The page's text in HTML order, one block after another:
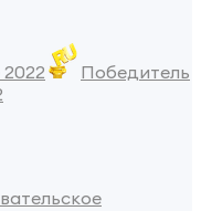
Победитель